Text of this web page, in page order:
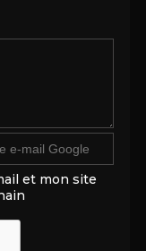
et mon site